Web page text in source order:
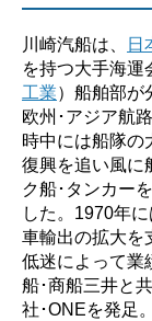
川崎汽船は、 日
を持つ大手海運
工業）船舶部が
欧州･アジア航
時中には船隊の
復興を追い風に
ク船･タンカー
した。1970年
車輸出の拡大を
低迷によって業
船･商船三井と
社･ONEを発足